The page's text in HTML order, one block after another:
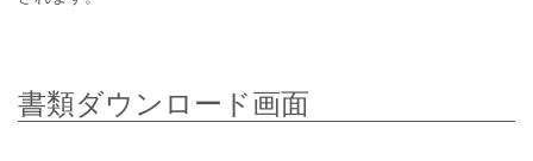
書類ダウンロード画面